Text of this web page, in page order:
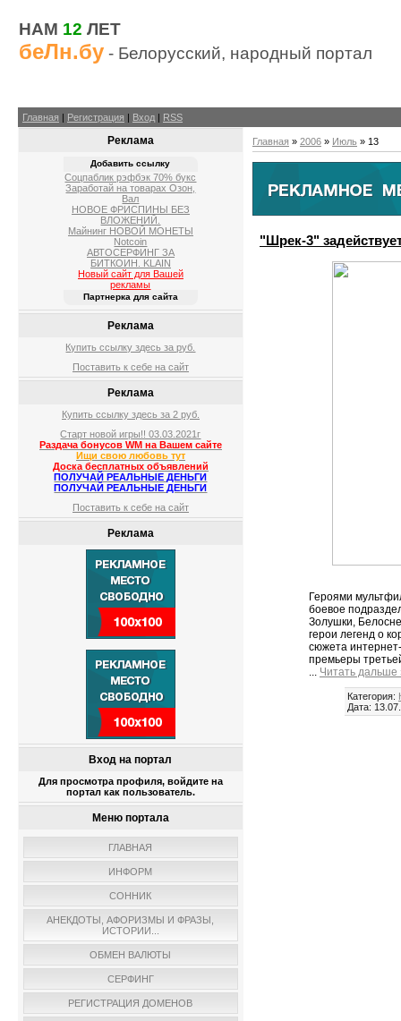
НАМ 12 ЛЕТ
беЛн.бу - Белорусский, народный портал
Главная | Регистрация | Вход | RSS
Реклама
Добавить ссылку
Соцпаблик рэфбэк 70% букс
Заработай на товарах Озон,
Вал
НОВОЕ ФРИСПИНЫ БЕЗ
ВЛОЖЕНИЙ.
Майнинг НОВОЙ МОНЕТЫ
Notcoin
АВТОСЕРФИНГ ЗА
БИТКОИН. KLAIN
Новый сайт для Вашей
рекламы
Партнерка для сайта
Реклама
Купить ссылку здесь заруб.
Поставить к себе на сайт
Реклама
Купить ссылку здесь за 2 руб.
Старт новой игры!! 03.03.2021г
Раздача бонусов WM на Вашем сайте
Ищи свою любовь тут
Доска бесплатных объявлений
ПОЛУЧАЙ РЕАЛЬНЫЕ ДЕНЬГИ
ПОЛУЧАЙ РЕАЛЬНЫЕ ДЕНЬГИ
Поставить к себе на сайт
Реклама
Вход на портал
Для просмотра профиля, войдите на
портал как пользователь.
Меню портала
ГЛАВНАЯ
ИНФОРМ
СОННИК
АНЕКДОТЫ, АФОРИЗМЫ И ФРАЗЫ,
ИСТОРИИ...
ОБМЕН ВАЛЮТЫ
СЕРФИНГ
РЕГИСТРАЦИЯ ДОМЕНОВ
Главная » 2006 » Июль » 13
"Шрек-3"
Героями
боевое
Золушки,
герои легенд о
сюжета
премьеры
Читать дальше
Категория:
Дата: